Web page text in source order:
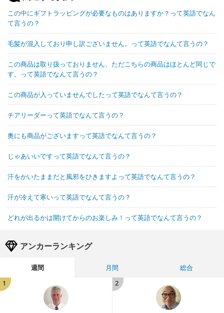
この中にギフトラッピングが必要なものはありますか？って英語でなん
て言うの？
毛髪が混入しており申し訳ございません。って英語でなんて言うの？
この商品は取り扱っておりません、ただこちらの商品はほとんど同じで
す。って英語でなんて言うの？
この商品が入っていませんでしたって英語でなんて言うの？
チアリーダーって英語でなんて言うの？
奥にも商品がございますって英語でなんて言うの？
じゃあいいですって英語でなんて言うの？
汗をかいたままだと風邪をひきますよって英語でなんて言うの？
汗が冷えて寒いって英語でなんて言うの？
どれが出るかは開けてからのお楽しみ！って英語でなんて言うの？
アンカーランキング
週間 月間
総合
1
2